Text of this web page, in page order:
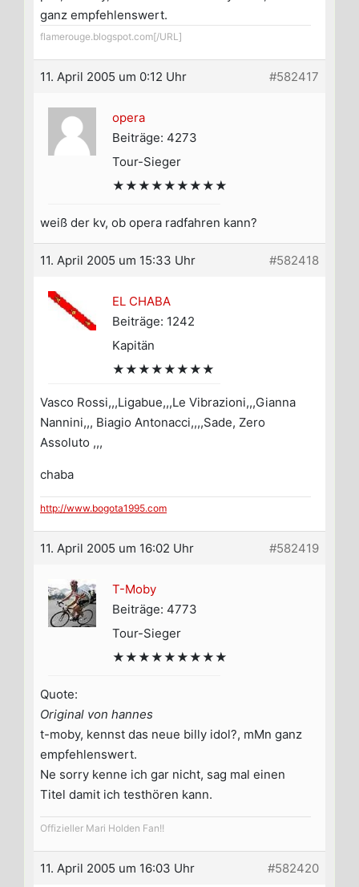
ganz empfehlenswert.
flamerouge.blogspot.com[/URL]
11. April 2005 um 0:12 Uhr #582417
opera
Beiträge: 4273
Tour-Sieger
★★★★★★★★★
weiß der kv, ob opera radfahren kann?
11. April 2005 um 15:33 Uhr #582418
EL CHABA
Beiträge: 1242
Kapitän
★★★★★★★★
Vasco Rossi,,,Ligabue,,,Le Vibrazioni,,,Gianna
Nannini,,, Biagio Antonacci,,,,Sade, Zero
Assoluto ,,,
chaba
http://www.bogota1995.com
11. April 2005 um 16:02 Uhr #582419
T-Moby
Beiträge: 4773
Tour-Sieger
★★★★★★★★★
Quote:
Original von hannes
t-moby, kennst das neue billy idol?, mMn ganz
empfehlenswert.
Ne sorry kenne ich gar nicht, sag mal einen
Titel damit ich testhören kann.
Offizieller Mari Holden Fan!!
11. April 2005 um 16:03 Uhr #582420